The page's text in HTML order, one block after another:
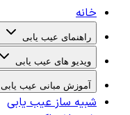
خانه
راهنمای عیب یابی
ویدیو های عیب یابی
آموزش مبانی عیب یابی
شبیه ساز عیب یابی